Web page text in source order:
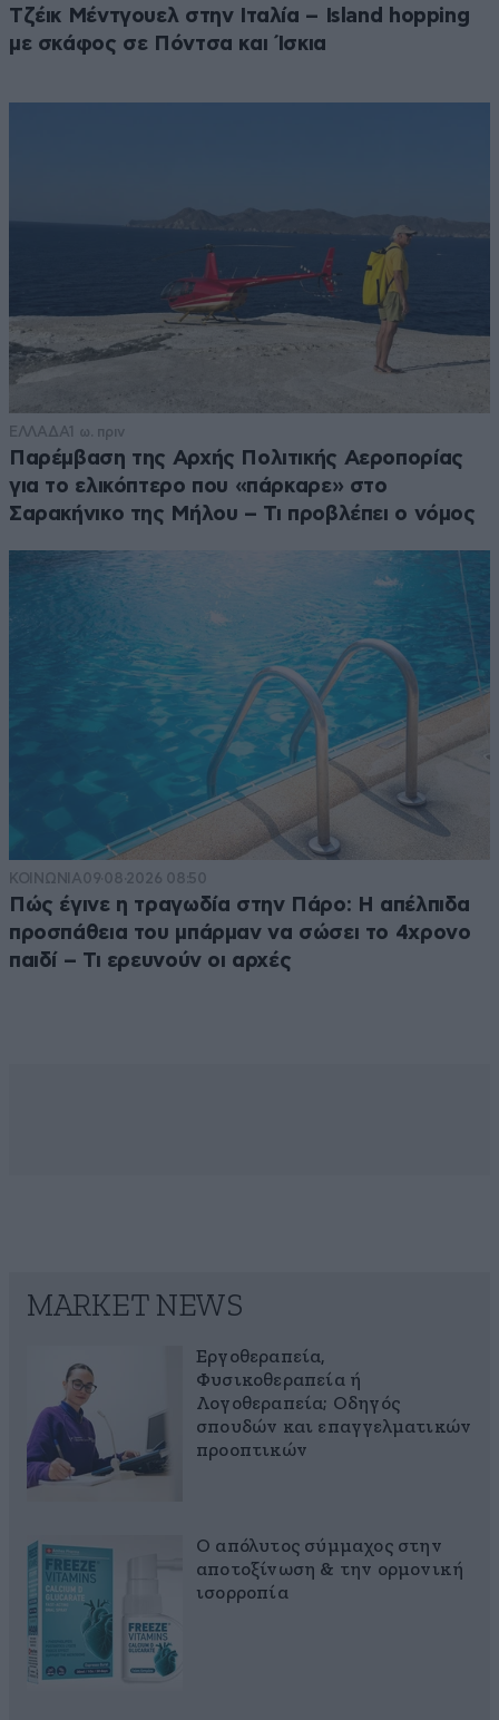
Τζέικ Μέντγουελ στην Ιταλία – Island hopping
με σκάφος σε Πόντσα και Ίσκια
ΕΛΛΑΔΑ1 ω. πριν
Παρέμβαση της Αρχής Πολιτικής Αεροπορίας
για το ελικόπτερο που «πάρκαρε» στο
Σαρακήνικο της Μήλου – Τι προβλέπει ο νόμος
ΚΟΙΝΩΝΙΑ09·08·2026 08:50
Πώς έγινε η τραγωδία στην Πάρο: Η απέλπιδα
προσπάθεια του μπάρμαν να σώσει το 4χρονο
παιδί – Τι ερευνούν οι αρχές
MARKET NEWS
Εργοθεραπεία,
Φυσικοθεραπεία ή
Λογοθεραπεία; Οδηγός
σπουδών και επαγγελματικών
προοπτικών
Ο απόλυτος σύμμαχος στην
αποτοξίνωση & την ορμονική
ισορροπία